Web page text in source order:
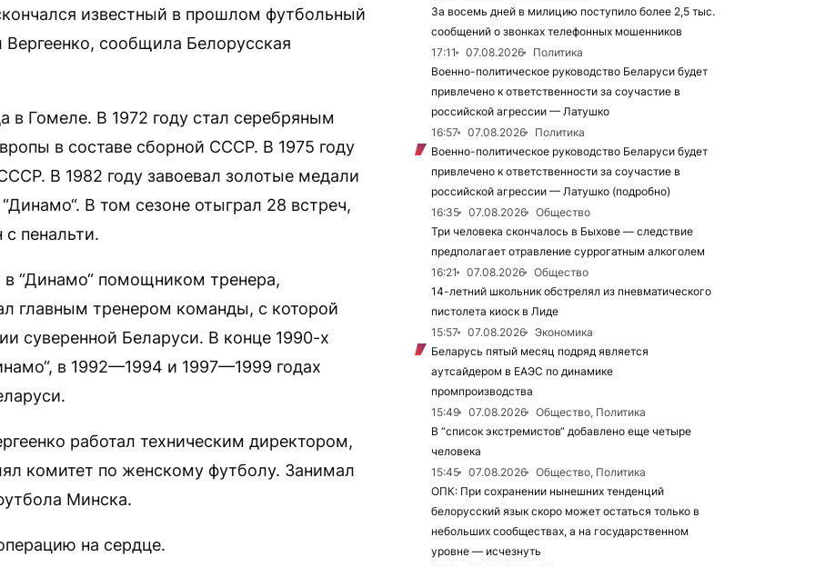
известный в прошлом футбольный
сообщила Белорусская
в Гомеле. В 1972 году стал серебряным
в составе сборной СССР. В 1975 году
В 1982 году завоевал золотые медали
В том сезоне отыграл 28 встреч,
пенальти.
“Динамо“ помощником тренера,
главным тренером команды, с которой
суверенной Беларуси. В конце 1990-х
в 1992—1994 и 1997—1999 годах
работал техническим директором,
комитет по женскому футболу. Занимал
Минска.
на сердце.
За восемь дней в милицию поступило более 2,5 тыс.
сообщений о звонках телефонных мошенников
17:11
07.08.2026
Политика
Военно-политическое руководство Беларуси будет
привлечено к ответственности за соучастие в
российской агрессии — Латушко
16:57
07.08.2026
Политика
Военно-политическое руководство Беларуси будет
привлечено к ответственности за соучастие в
российской агрессии — Латушко (подробно)
16:35
07.08.2026
Общество
Три человека скончалось в Быхове — следствие
предполагает отравление суррогатным алкоголем
16:21
07.08.2026
Общество
14-летний школьник обстрелял из пневматического
пистолета киоск в Лиде
15:57
07.08.2026
Экономика
Беларусь пятый месяц подряд является
аутсайдером в ЕАЭС по динамике
промпроизводства
15:49
07.08.2026
Общество, Политика
В “список экстремистов“ добавлено еще четыре
человека
15:45
07.08.2026
Общество, Политика
ОПК: При сохранении нынешних тенденций
белорусский язык скоро может остаться только в
небольших сообществах, а на государственном
уровне — исчезнуть